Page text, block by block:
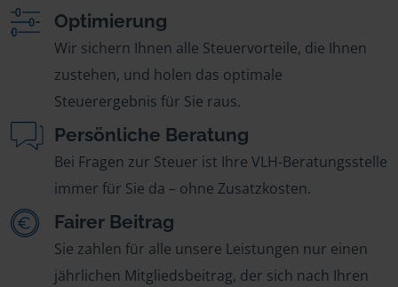
Optimierung
Wir sichern Ihnen alle Steuervorteile, die Ihnen
zustehen, und holen das optimale
Steuerergebnis für Sie raus.
Persönliche Beratung
Bei Fragen zur Steuer ist Ihre VLH-Beratungsstelle
immer für Sie da – ohne Zusatzkosten.
Fairer Beitrag
Sie zahlen für alle unsere Leistungen nur einen
jährlichen Mitgliedsbeitrag, der sich nach Ihren